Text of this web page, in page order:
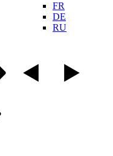
FR
DE
RU